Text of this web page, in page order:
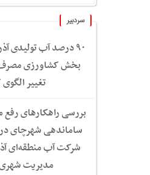
سردبیر
۹۰ درصد آب تولیدی
بخش کشاورزی
تغییر
بررسی راهکارهای رفع
ساماندهی شهرچای
شرکت آب منطقه‌ای
مدیریت